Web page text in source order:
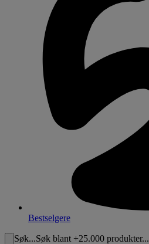
Bestselgere
Søk...Søk blant +25.000 produkter...